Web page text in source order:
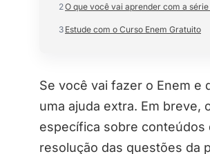
2O que você vai aprender com a
3 Estude com o Curso Enem Gratuito
Se você vai fazer o Enem e
uma ajuda extra. Em breve,
específica sobre conteúdos
resolução das questões da